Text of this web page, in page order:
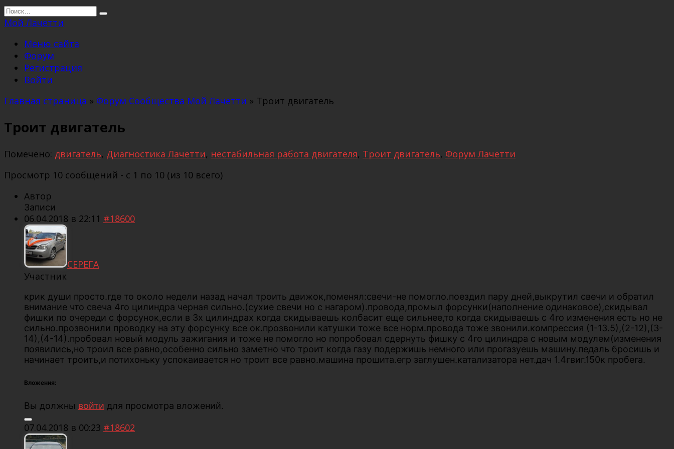
Перейти
к
Search
for:
Мой Лачетти
Меню сайта
Форум
Регистрация
Войти
Главная страница » Форум Сообщества Мой Лачетти » Троит двигатель
Троит двигатель
Помечено: двигатель, Диагностика Лачетти, нестабильная работа двигателя, Троит двигатель, Форум Лачетти
Просмотр 10 сообщений - с 1 по 10 (из 10 всего)
Автор
Записи
06.04.2018 в 22:11 #18600
СЕРЕГА
Участник
крик души просто.где то около недели назад начал троить движок,поменял:свечи-не помогло.поездил пару дней,выкрутил свечи и обратил
внимание что свеча 4го цилиндра черная сильно.(сухие свечи но с нагаром).провода,промыл форсунки(наполнение одинаковое),скидывал
фишки по очереди с форсунок,если в 3х цилиндрах когда скидываешь колбасит еще сильнее,то когда скидываешь с 4го изменения есть но не
сильно.прозвонили проводку на эту форсунку все ок.прозвонили катушки тоже все норм.провода тоже звонили.компрессия (1-13.5),(2-12),(3-
14),(4-14).пробовал новый модуль зажигания и тоже не помогло но попробовал сдернуть фишку с 4го цилиндра с новым модулем(изменения
появились,но троил все равно,особенно сильно заметно что троит когда газу подержишь немного или прогазуешь машину.педаль бросишь и
начинает троить,и потихоньку успокаивается но троит все равно.машина прошита.егр заглушен.катализатора нет.дач 1.4гвиг.150к пробега.
Вложения:
Вы должны войти для просмотра вложений.
07.04.2018 в 00:23 #18602